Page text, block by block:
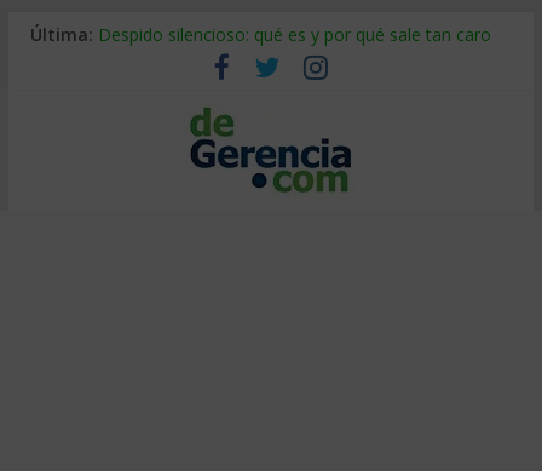
Última: Despido silencioso: qué es y por qué sale tan caro
La economía de Venezuela después del terremoto
Los 8 pasos de Kotter: liderar el cambio sin fracasar
Gestión de proyectos con IA: qué cambia en el oficio
IA y creatividad: cómo evitar que todos piensen igual